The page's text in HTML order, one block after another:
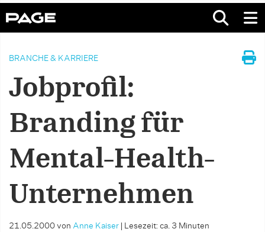
BRANCHE & KARRIERE
Jobprofil:
Branding für
Mental-Health-
Unternehmen
21.05.2000 von Anne Kaiser Lesezeit: ca. 3 Minuten